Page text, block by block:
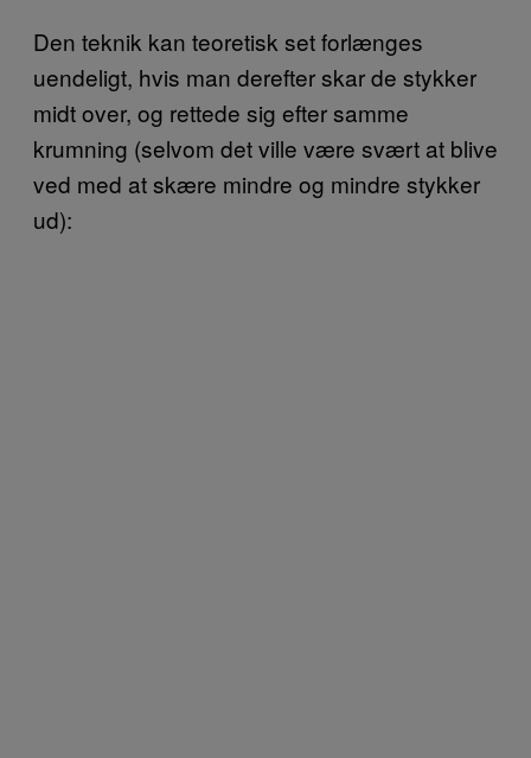
Den teknik kan teoretisk set forlænges
uendeligt, hvis man derefter skar de stykker
midt over, og rettede sig efter samme
krumning (selvom det ville være svært at blive
ved med at skære mindre og mindre stykker
ud):